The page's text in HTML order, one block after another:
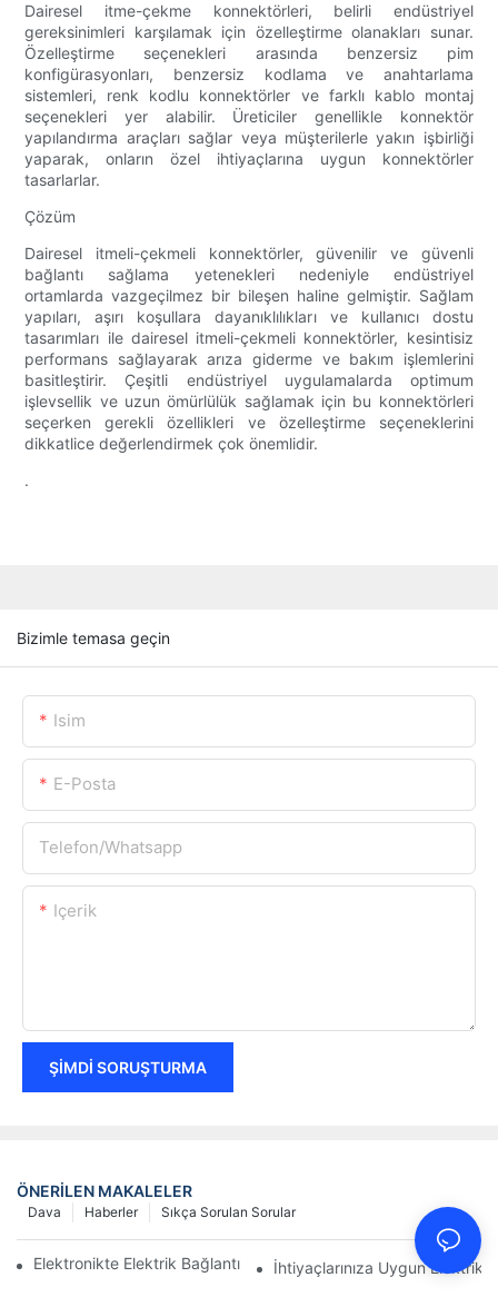
Dairesel itme-çekme konnektörleri, belirli endüstriyel
gereksinimleri karşılamak için özelleştirme olanakları sunar.
Özelleştirme seçenekleri arasında benzersiz pim
konfigürasyonları, benzersiz kodlama ve anahtarlama
sistemleri, renk kodlu konnektörler ve farklı kablo montaj
seçenekleri yer alabilir. Üreticiler genellikle konnektör
yapılandırma araçları sağlar veya müşterilerle yakın işbirliği
yaparak, onların özel ihtiyaçlarına uygun konnektörler
tasarlarlar.
Çözüm
Dairesel itmeli-çekmeli konnektörler, güvenilir ve güvenli
bağlantı sağlama yetenekleri nedeniyle endüstriyel
ortamlarda vazgeçilmez bir bileşen haline gelmiştir. Sağlam
yapıları, aşırı koşullara dayanıklılıkları ve kullanıcı dostu
tasarımları ile dairesel itmeli-çekmeli konnektörler, kesintisiz
performans sağlayarak arıza giderme ve bakım işlemlerini
basitleştirir. Çeşitli endüstriyel uygulamalarda optimum
işlevsellik ve uzun ömürlülük sağlamak için bu konnektörleri
seçerken gerekli özellikleri ve özelleştirme seçeneklerini
dikkatlice değerlendirmek çok önemlidir.
.
Bizimle temasa geçin
Isim
E-Posta
Telefon/whatsapp
Içerik
ŞIMDI SORUŞTURMA
ÖNERILEN MAKALELER
Sıkça Sorulan Sorular
Haberler
Dava
Elektronikte Elektrik Bağlantıları Üzerinde Teknolojinin Etkisi
İhtiyaçlarınıza Uygun Elektrik